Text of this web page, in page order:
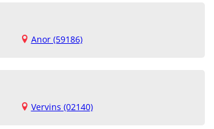
Anor (59186)
Vervins (02140)